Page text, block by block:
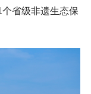
省级非遗生态保